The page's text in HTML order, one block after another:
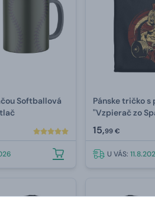
Softballová
Pánske tričko s
"Vzpierač zo
15,99 €
U VÁS: